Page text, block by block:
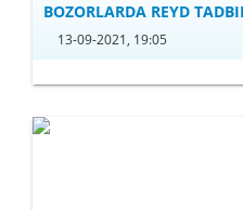
BOZORLARDA REYD
13-09-2021, 19:05